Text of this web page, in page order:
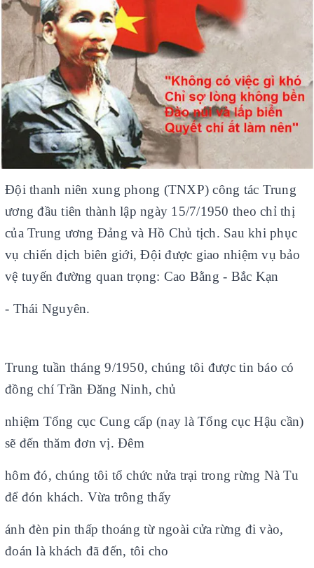
Đội thanh niên xung phong (TNXP) công tác Trung
ương đầu tiên thành lập ngày 15/7/1950 theo chỉ thị
của Trung ương Đảng và Hồ Chủ tịch. Sau khi phục
vụ chiến dịch biên giới, Đội được giao nhiệm vụ bảo
vệ tuyến đường quan trọng: Cao Bằng - Bắc Kạn
- Thái Nguyên.
Trung tuần tháng 9/1950, chúng tôi được tin báo có
đồng chí Trần Đăng Ninh, chủ
nhiệm Tổng cục Cung cấp (nay là Tổng cục Hậu cần)
sẽ đến thăm đơn vị. Đêm
hôm đó, chúng tôi tổ chức nửa trại trong rừng Nà Tu
để đón khách. Vừa trông thấy
ánh đèn pin thấp thoáng từ ngoài cửa rừng đi vào,
đoán là khách đã đến, tôi cho